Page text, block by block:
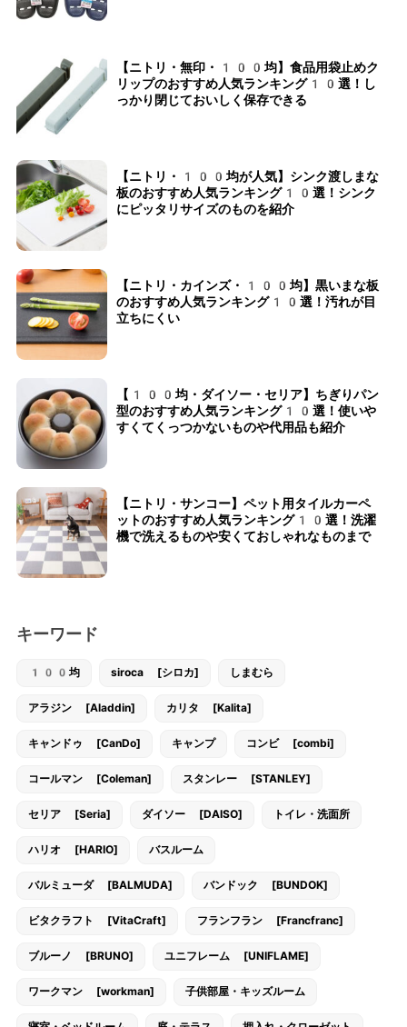
【ニトリ・無印・100均】食品用袋止めク
リップのおすすめ人気ランキング10選！し
っかり閉じておいしく保存できる
【ニトリ・100均が人気】シンク渡しまな
板のおすすめ人気ランキング10選！シンク
にピッタリサイズのものを紹介
【ニトリ・カインズ・100均】黒いまな板
のおすすめ人気ランキング10選！汚れが目
立ちにくい
【100均・ダイソー・セリア】ちぎりパン
型のおすすめ人気ランキング10選！使いや
すくてくっつかないものや代用品も紹介
【ニトリ・サンコー】ペット用タイルカーペ
ットのおすすめ人気ランキング10選！洗濯
機で洗えるものや安くておしゃれなものまで
キーワード
100均 siroca [シロカ] しまむら
アラジン [Aladdin] カリタ [Kalita]
キャンドゥ [CanDo] キャンプ コンビ [combi]
コールマン [Coleman] スタンレー [STANLEY]
セリア [Seria] ダイソー [DAISO] トイレ・洗面所
ハリオ [HARIO] バスルーム
バルミューダ [BALMUDA] バンドック [BUNDOK]
ビタクラフト [VitaCraft] フランフラン [Francfranc]
ブルーノ [BRUNO] ユニフレーム [UNIFLAME]
ワークマン [workman] 子供部屋・キッズルーム